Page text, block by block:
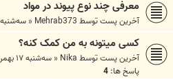
معرفی چند نوع پیوند در مواد
آخرین پست توسطMehrab373
« سه‌شنبه ۲۲ اسفند ۱۳۹۱, ۱۲:۲۴ ق.ظ
کسی میتونه به من کمک کنه؟
آخرین پست توسطNika
« سه‌شنبه ۱۷ بهمن ۱۳۹۱, ۲:۴۶ ب.ظ
پاسخ ها: 4